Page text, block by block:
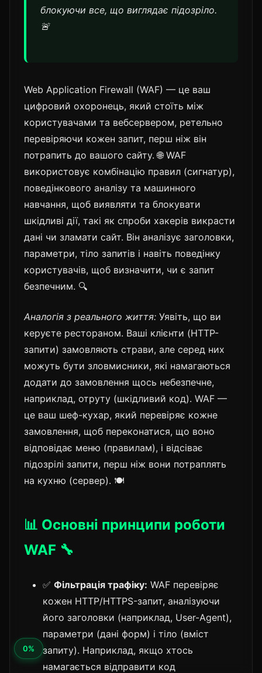
блокуючи все, що виглядає підозріло.
🚨
Web Application Firewall (WAF) — це ваш
цифровий охоронець, який стоїть між
користувачами та вебсервером, ретельно
перевіряючи кожен запит, перш ніж він
потрапить до вашого сайту. 🌐 WAF
використовує комбінацію правил (сигнатур),
поведінкового аналізу та машинного
навчання, щоб виявляти та блокувати
шкідливі дії, такі як спроби хакерів викрасти
дані чи зламати сайт. Він аналізує заголовки,
параметри, тіло запитів і навіть поведінку
користувачів, щоб визначити, чи є запит
безпечним. 🔍
Аналогія з реального життя: Уявіть, що ви
керуєте рестораном. Ваші клієнти (HTTP-
запити) замовляють страви, але серед них
можуть бути зловмисники, які намагаються
додати до замовлення щось небезпечне,
наприклад, отруту (шкідливий код). WAF —
це ваш шеф-кухар, який перевіряє кожне
замовлення, щоб переконатися, що воно
відповідає меню (правилам), і відсіває
підозрілі запити, перш ніж вони потраплять
на кухню (сервер). 🍽️
📊 Основні принципи роботи
WAF 🔧
✅ Фільтрація трафіку: WAF перевіряє
кожен HTTP/HTTPS-запит, аналізуючи
його заголовки (наприклад, User-Agent),
параметри (дані форм) і тіло (вміст
запиту). Наприклад, якщо хтось
намагається відправити код